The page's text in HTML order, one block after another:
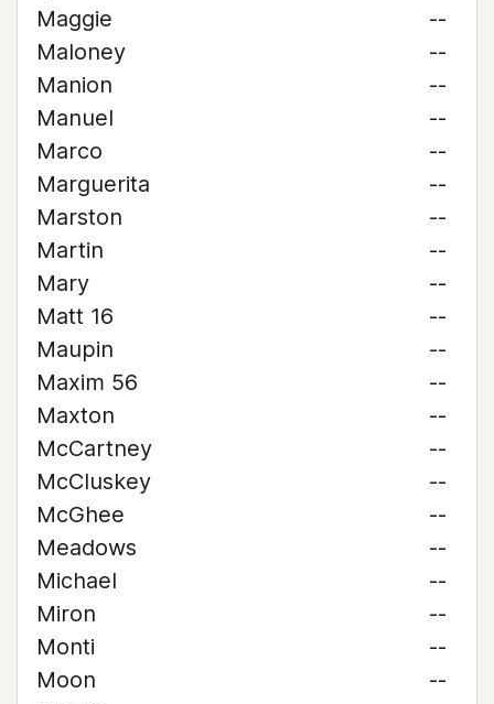
Maggie
--
Maloney
--
Manion
--
Manuel
--
Marco
--
Marguerita
--
Marston
--
Martin
--
Mary
--
Matt 16
--
Maupin
--
Maxim 56
--
Maxton
--
McCartney
--
McCluskey
--
McGhee
--
Meadows
--
Michael
--
Miron
--
Monti
--
Moon
--